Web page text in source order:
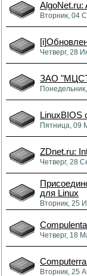
AlgoNet.ru:
Вторник, 04
Четверг, 28
ЗАО "МЦСТ"
LinuxBIOS
Пятница, 09
ZDnet.ru:
Четверг, 28
для Linux
Вторник, 25
Четверг, 18
Вторник, 25